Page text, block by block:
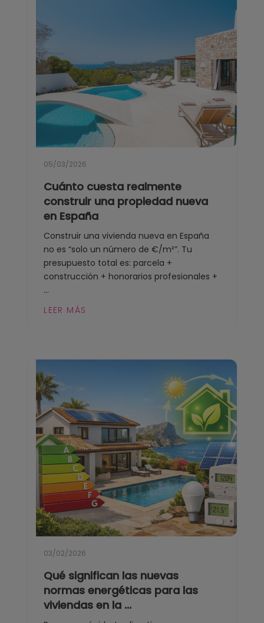
05/03/2026
Cuánto cuesta realmente
construir una propiedad nueva
en España
Construir una vivienda nueva en España
no es “solo un número de €/m²”. Tu
presupuesto total es: parcela +
construcción + honorarios profesionales +
...
LEER MÁS
03/02/2026
Qué significan las nuevas
normas energéticas para las
viviendas en la ...